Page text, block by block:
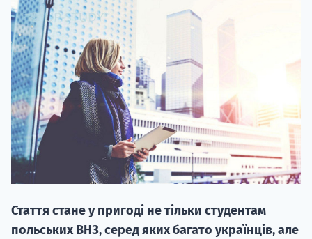
Стаття стане у пригоді не тільки студентам
польських ВНЗ, серед яких багато українців, але
"Навчання
НАБІР